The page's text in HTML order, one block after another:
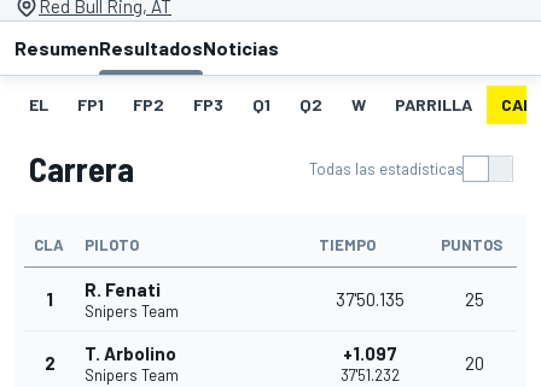
Red Bull Ring, AT
ResumenResultadosNoticias
EL FP1 FP2 FP3 Q1 Q2 W PARRILLA
Carrera Todas las estadísticas
CLA PILOTO TIEMPO PUNTOS
1 R. Fenati
Snipers Team
37'50.135 25
2 T. Arbolino
Snipers Team
+1.097
37'51.232
20